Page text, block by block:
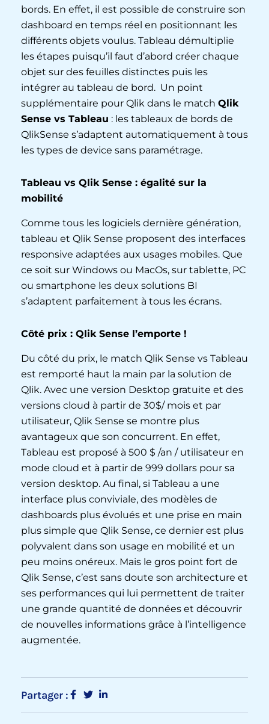
bords. En effet, il est possible de construire son
dashboard en temps réel en positionnant les
différents objets voulus. Tableau démultiplie
les étapes puisqu’il faut d’abord créer chaque
objet sur des feuilles distinctes puis les
intégrer au tableau de bord. Un point
supplémentaire pour Qlik dans le match Qlik
Sense vs Tableau : les tableaux de bords de
QlikSense s’adaptent automatiquement à tous
les types de device sans paramétrage.
Tableau vs Qlik Sense : égalité sur la
mobilité
Comme tous les logiciels dernière génération,
tableau et Qlik Sense proposent des interfaces
responsive adaptées aux usages mobiles. Que
ce soit sur Windows ou MacOs, sur tablette, PC
ou smartphone les deux solutions BI
s’adaptent parfaitement à tous les écrans.
Côté prix : Qlik Sense l’emporte !
Du côté du prix, le match Qlik Sense vs Tableau
est remporté haut la main par la solution de
Qlik. Avec une version Desktop gratuite et des
versions cloud à partir de 30$/ mois et par
utilisateur, Qlik Sense se montre plus
avantageux que son concurrent. En effet,
Tableau est proposé à 500 $ /an / utilisateur en
mode cloud et à partir de 999 dollars pour sa
version desktop. Au final, si Tableau a une
interface plus conviviale, des modèles de
dashboards plus évolués et une prise en main
plus simple que Qlik Sense, ce dernier est plus
polyvalent dans son usage en mobilité et un
peu moins onéreux. Mais le gros point fort de
Qlik Sense, c’est sans doute son architecture et
ses performances qui lui permettent de traiter
une grande quantité de données et découvrir
de nouvelles informations grâce à l’intelligence
augmentée.
Partager :